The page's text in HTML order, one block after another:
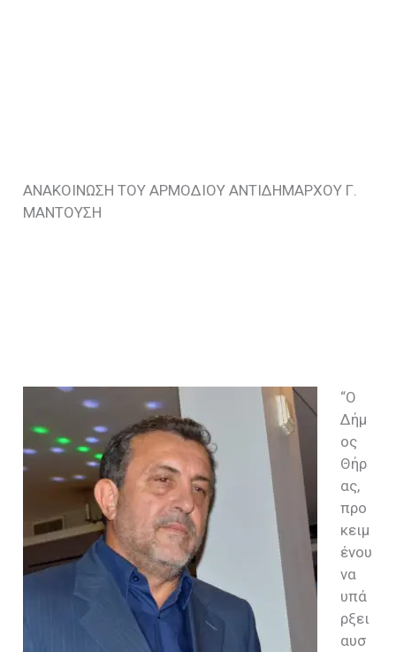
ΑΝΑΚΟΙΝΩΣΗ ΤΟΥ ΑΡΜΟΔΙΟΥ ΑΝΤΙΔΗΜΑΡΧΟΥ Γ.
ΜΑΝΤΟΥΣΗ
“Ο
Δήμ
ος
Θήρ
ας,
προ
κειμ
ένου
να
υπά
ρξει
αυσ